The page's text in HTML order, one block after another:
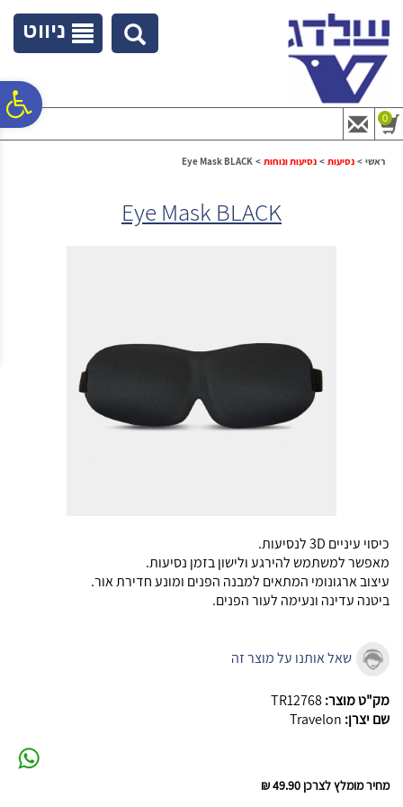
נגישות
ניווט
0
ראשי > נסיעות > נסיעות ונוחות >
Eye Mask BLACK
Eye Mask BLACK
כיסוי עיניים 3D לנסיעות.
מאפשר למשתמש להירגע ולישון בזמן נסיעות.
עיצוב ארגונומי המתאים למבנה הפנים ומונע חדירת אור.
ביטנה עדינה ונעימה לעור הפנים.
שאל אותנו על מוצר זה
מק"ט מוצר:TR12768
שם יצרן: Travelon
מחיר מומלץ לצרכן 49.90 ₪